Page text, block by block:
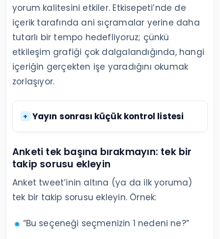
yorum kalitesini etkiler. Etkisepeti’nde de
içerik tarafında ani sıçramalar yerine daha
tutarlı bir tempo hedefliyoruz; çünkü
etkileşim grafiği çok dalgalandığında, hangi
içeriğin gerçekten işe yaradığını okumak
zorlaşıyor.
Yayın sonrası küçük kontrol listesi
Anketi tek başına bırakmayın: tek bir
takip sorusu ekleyin
Anket tweet’inin altına (ya da ilk yoruma)
tek bir takip sorusu ekleyin. Örnek:
“Bu seçeneği seçmenizin 1 nedeni ne?”